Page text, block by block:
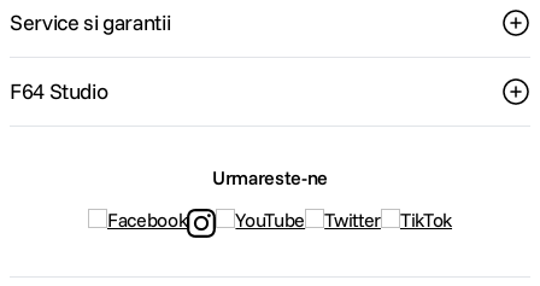
Service si garantii
F64 Studio
Urmareste-ne